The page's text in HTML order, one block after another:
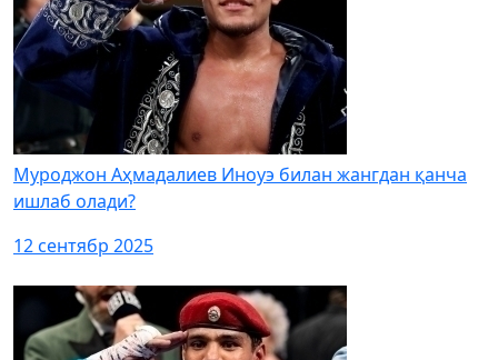
Муроджон Аҳмадалиев Иноуэ билан жангдан қанча
ишлаб олади?
12 сентябр 2025